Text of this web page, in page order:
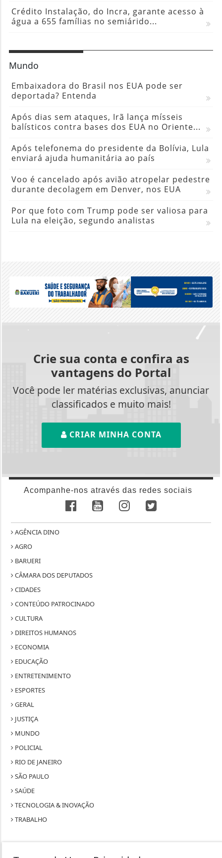
Crédito Instalação, do Incra, garante acesso à
água a 655 famílias no semiárido...
Mundo
Embaixadora do Brasil nos EUA pode ser
deportada? Entenda
Após dias sem ataques, Irã lança mísseis
balísticos contra bases dos EUA no Oriente...
Após telefonema do presidente da Bolívia, Lula
enviará ajuda humanitária ao país
Voo é cancelado após avião atropelar pedestre
durante decolagem em Denver, nos EUA
Por que foto com Trump pode ser valiosa para
Lula na eleição, segundo analistas
Crie sua conta e confira as
vantagens do Portal
Você pode ler matérias exclusivas, anunciar
classificados e muito mais!
CRIAR MINHA CONTA
Acompanhe-nos através das redes sociais
AGÊNCIA DINO
AGRO
BARUERI
CÂMARA DOS DEPUTADOS
CIDADES
CONTEÚDO PATROCINADO
CULTURA
DIREITOS HUMANOS
ECONOMIA
EDUCAÇÃO
ENTRETENIMENTO
ESPORTES
GERAL
JUSTIÇA
MUNDO
POLICIAL
RIO DE JANEIRO
SÃO PAULO
SAÚDE
TECNOLOGIA & INOVAÇÃO
TRABALHO